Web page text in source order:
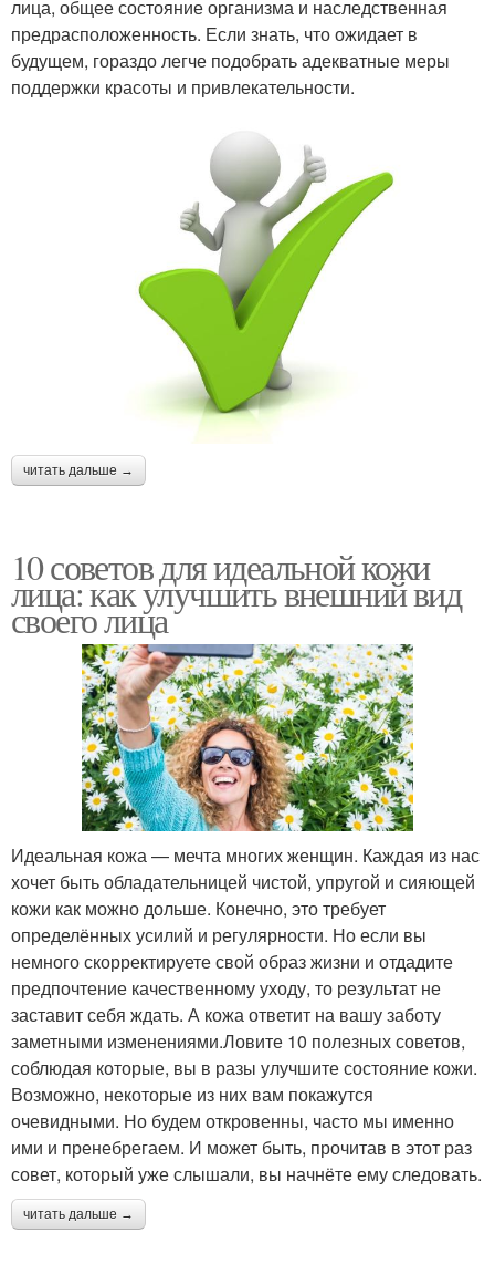
лица, общее состояние организма и наследственная
предрасположенность. Если знать, что ожидает в
будущем, гораздо легче подобрать адекватные меры
поддержки красоты и привлекательности.
читать дальше →
10 советов для идеальной кожи
лица: как улучшить внешний вид
своего лица
Идеальная кожа — мечта многих женщин. Каждая из нас
хочет быть обладательницей чистой, упругой и сияющей
кожи как можно дольше. Конечно, это требует
определённых усилий и регулярности. Но если вы
немного скорректируете свой образ жизни и отдадите
предпочтение качественному уходу, то результат не
заставит себя ждать. А кожа ответит на вашу заботу
заметными изменениями.Ловите 10 полезных советов,
соблюдая которые, вы в разы улучшите состояние кожи.
Возможно, некоторые из них вам покажутся
очевидными. Но будем откровенны, часто мы именно
ими и пренебрегаем. И может быть, прочитав в этот раз
совет, который уже слышали, вы начнёте ему следовать.
читать дальше →